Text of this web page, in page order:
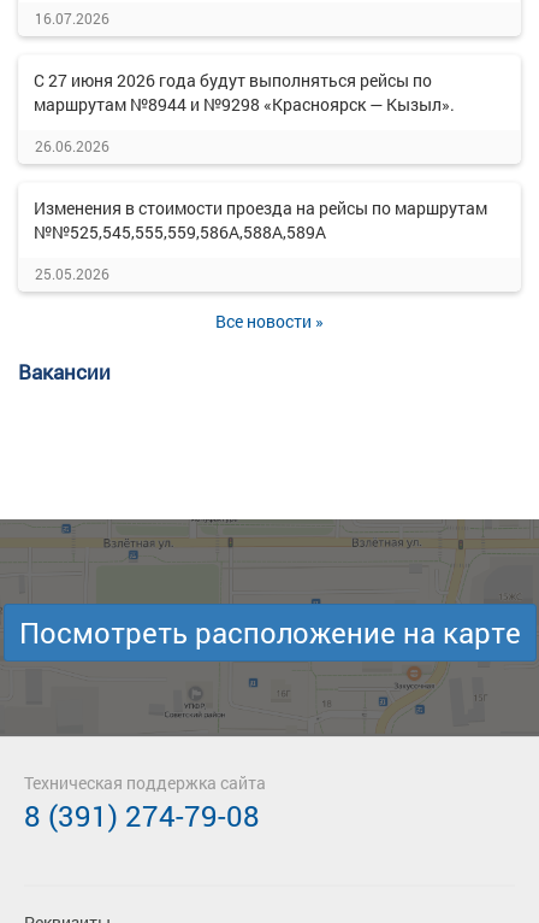
16.07.2026
С 27 июня 2026 года будут выполняться рейсы по
маршрутам №8944 и №9298 «Красноярск — Кызыл».
26.06.2026
Изменения в стоимости проезда на рейсы по маршрутам
№№525,545,555,559,586А,588А,589А
25.05.2026
Все новости »
Вакансии
Посмотреть расположение на карте
Техническая поддержка сайта
8 (391) 274-79-08